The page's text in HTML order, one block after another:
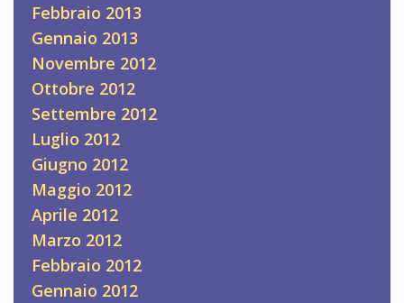
Febbraio 2013
Gennaio 2013
Novembre 2012
Ottobre 2012
Settembre 2012
Luglio 2012
Giugno 2012
Maggio 2012
Aprile 2012
Marzo 2012
Febbraio 2012
Gennaio 2012